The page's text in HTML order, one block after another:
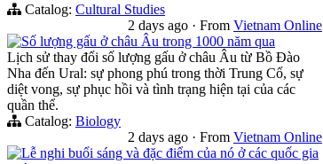
Catalog: Cultural Studies
2 days ago · From Vietnam Online
Số lượng gấu ở châu Âu trong 1000 năm qua
Lịch sử thay đổi số lượng gấu ở châu Âu từ Bồ Đào
Nha đến Ural: sự phong phú trong thời Trung Cổ, sự
diệt vong, sự phục hồi và tình trạng hiện tại của các
quần thể.
Catalog: Biology
2 days ago · From Vietnam Online
Lễ nghi buổi sáng và đặc điểm của nó ở các quốc gia